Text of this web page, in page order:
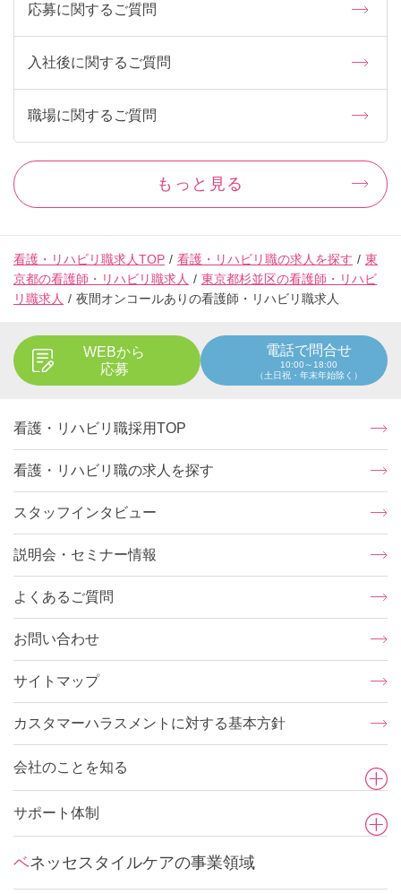
応募に関するご質問
入社後に関するご質問
職場に関するご質問
もっと見る
看護・リハビリ職求人TOP 看護・リハビリ職の求人を探す
東
京都の看護師・リハビリ職求人
東京都杉並区の看護師・リハビ
リ職求人
夜間オンコールありの看護師・リハビリ職求人
WEBから
応募
電話で問合せ
10:00～18:00
（土日祝・年末年始除く）
看護・リハビリ職採用TOP
看護・リハビリ職の求人を探す
スタッフインタビュー
説明会・セミナー情報
よくあるご質問
お問い合わせ
サイトマップ
カスタマーハラスメントに対する基本方針
会社のことを知る
サポート体制
ベネッセスタイルケアの事業領域